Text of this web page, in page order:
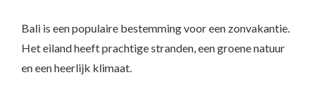
Bali is een populaire bestemming voor een zonvakantie.
Het eiland heeft prachtige stranden, een groene natuur
en een heerlijk klimaat.